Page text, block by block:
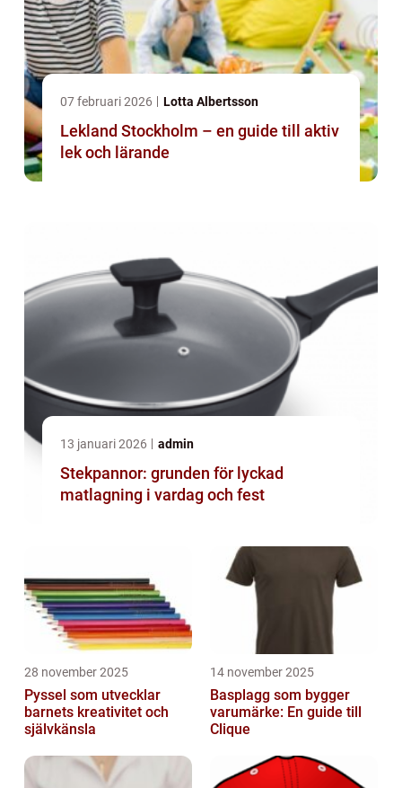
07 februari 2026 Lotta Albertsson
Lekland Stockholm – en guide till aktiv
lek och lärande
13 januari 2026 admin
Stekpannor: grunden för lyckad
matlagning i vardag och fest
28 november 2025
Pyssel som utvecklar
barnets kreativitet och
självkänsla
14 november 2025
Basplagg som bygger
varumärke: En guide till
Clique